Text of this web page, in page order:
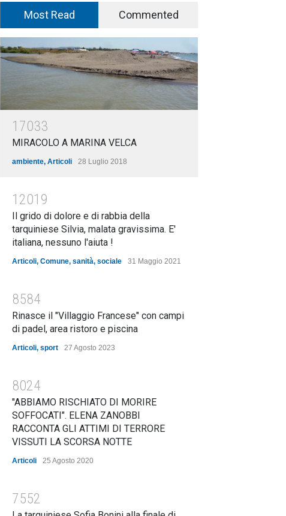
Most Read Commented
17033
MIRACOLO A MARINA VELCA
ambiente, Articoli 28 Luglio 2018
12019
Il grido di dolore e di rabbia della
tarquiniese Silvia, malata gravissima. E'
italiana, nessuno l'aiuta !
Articoli, Comune, sanità, sociale 31 Maggio 2021
8584
Rinasce il "Villaggio Francese" con campi
di padel, area ristoro e piscina
Articoli, sport 27 Agosto 2023
8024
"ABBIAMO RISCHIATO DI MORIRE
SOFFOCATI". ELENA ZANOBBI
RACCONTA GLI ATTIMI DI TERRORE
VISSUTI LA SCORSA NOTTE
Articoli 25 Agosto 2020
7552